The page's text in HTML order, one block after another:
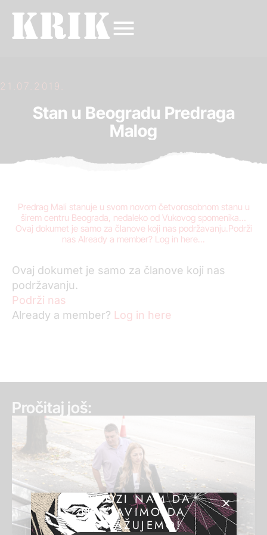
21.07.2019.
Stan u Beogradu Predraga
Malog
Predrag Mali stanuje u svom novom četvorosobnom stanu u
širem centru Beograda, nedaleko od Vukovog spomenika…
Ovaj dokumet je samo za članove koji nas podržavanju.Podrži
nas Already a member? Log in here...
Ovaj dokumet je samo za članove koji nas
podržavanju.
Podrži nas
Already a member? Log in here
Pročitaj još:
POMOZI NAM DA
NASTAVIMO DA
ISTRAŽUJEMO!